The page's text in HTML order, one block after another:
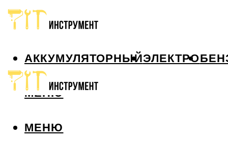
АККУМУЛЯТОРНЫЙЭЛЕКТРО
МЕНЮ
МЕНЮ